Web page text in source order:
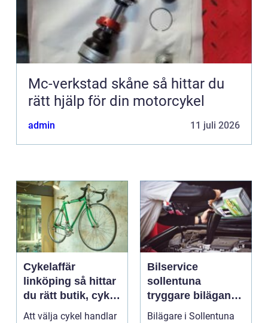
Mc-verkstad skåne så hittar du
rätt hjälp för din motorcykel
admin 11 juli 2026
Cykelaffär
linköping så hittar
du rätt butik, cykel
och service
Att välja cykel handlar
Bilservice
sollentuna
tryggare bilägande
året runt
Bilägare i Sollentuna